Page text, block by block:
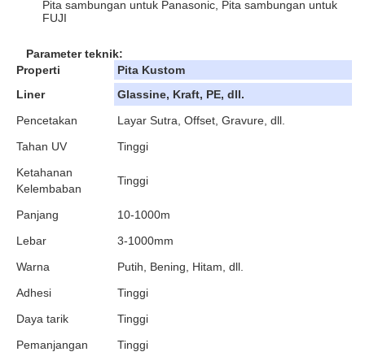
Pita sambungan untuk Panasonic, Pita sambungan untuk
FUJI
Parameter teknik:
Properti
Pita Kustom
Liner
Glassine, Kraft, PE, dll.
Pencetakan
Layar Sutra, Offset, Gravure, dll.
Tahan UV
Tinggi
Ketahanan
Kelembaban
Tinggi
Panjang
10-1000m
Lebar
3-1000mm
Warna
Putih, Bening, Hitam, dll.
Adhesi
Tinggi
Daya tarik
Tinggi
Pemanjangan
Tinggi